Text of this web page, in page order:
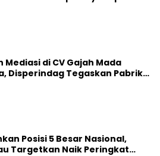
Mediasi di CV Gajah Mada
Disperindag Tegaskan Pabrik
Posisi 5 Besar Nasional,
Targetkan Naik Peringkat